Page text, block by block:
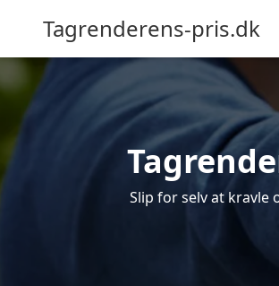
Tagrenderens-pris.dk
Slip for selv at